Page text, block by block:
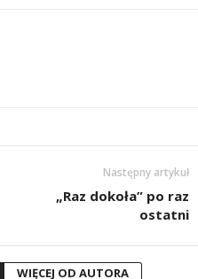
Następny artykuł
„Raz dokoła” po raz
ostatni
WIĘCEJ OD AUTORA